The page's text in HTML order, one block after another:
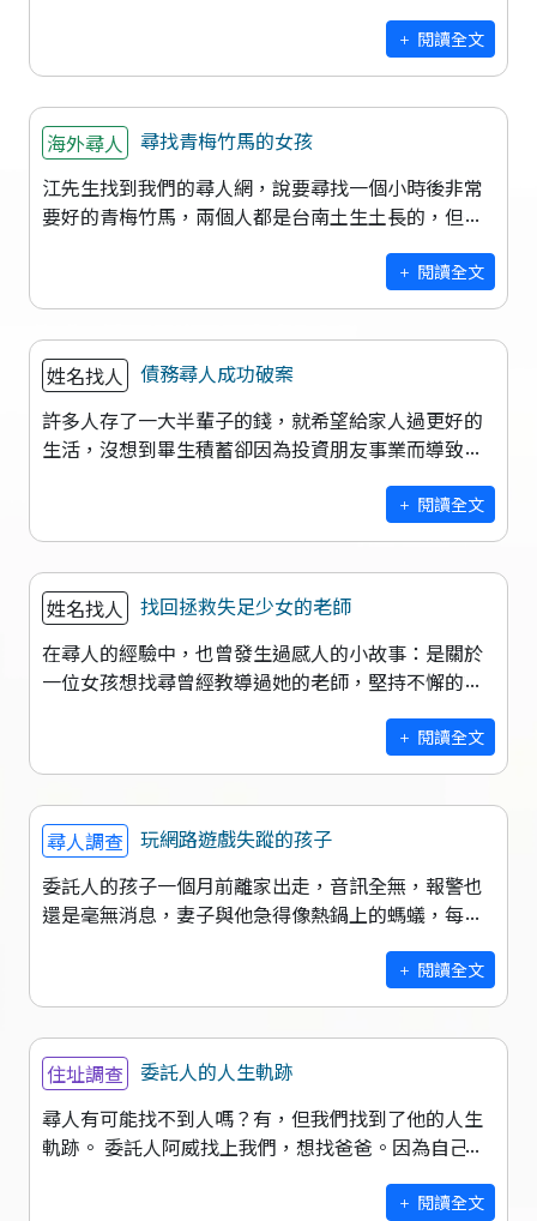
閱讀全文
海外尋人
尋找青梅竹馬的女孩
江先生找到我們的尋人網，說要尋找一個小時後非常
要好的青梅竹馬，兩個人都是台南土生土長的，但有
是拜託我們幫助他找找這個女生，想知道他 閱讀全文
姓名找人
債務尋人成功破案
許多人存了一大半輩子的錢，就希望給家人過更好的
生活，沒想到畢生積蓄卻因為投資朋友事業而導致影
人儘管生氣憤怒，卻遲遲未有行動，等到興 閱讀全文
姓名找人
找回拯救失足少女的老師
在尋人的經驗中，也曾發生過感人的小故事：是關於
一位女孩想找尋曾經教導過她的老師，堅持不懈的等
閱讀全文
尋人調查 玩網路遊戲失蹤的孩子
委託人的孩子一個月前離家出走，音訊全無，報警也
還是毫無消息，妻子與他急得像熱鍋上的螞蟻，每天
閱讀全文
住址調查
委託人的人生軌跡
尋人有可能找不到人嗎？有，但我們找到了他的人生
軌跡。 委託人阿威找上我們，想找爸爸。因為自己過
閱讀全文